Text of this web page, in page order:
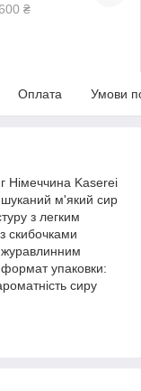
₴
Оплата Умови
Німеччина Kaserei
м'який сир
з легким
скибочками
журавлинним
упаковки:
сиру